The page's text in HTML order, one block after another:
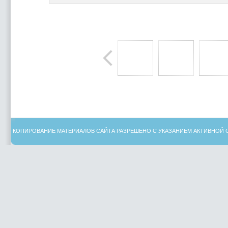
КОПИРОВАНИЕ МАТЕРИАЛОВ САЙТА РАЗРЕШЕНО С УКАЗАНИЕМ АКТИВНОЙ